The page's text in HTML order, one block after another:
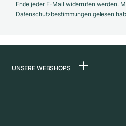
Ende jeder E-Mail widerrufen werden.
Datenschutzbestimmungen gelesen
UNSERE WEBSHOPS